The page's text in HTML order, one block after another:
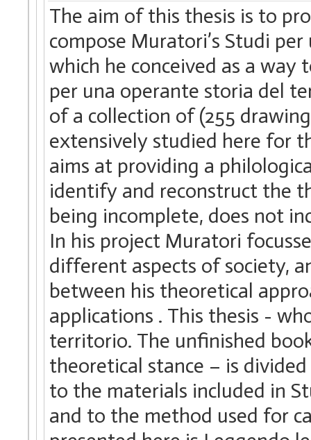
The aim of this thesis is to
compose Muratori’s Studi
which he conceived as a
per una operante storia del
of a collection of (255
extensively studied here for
aims at providing a
identify and reconstruct the
being incomplete, does not
In his project Muratori
different aspects of society,
between his theoretical
applications . This thesis -
territorio. The unfinished
theoretical stance – is
to the materials included in
and to the method used for